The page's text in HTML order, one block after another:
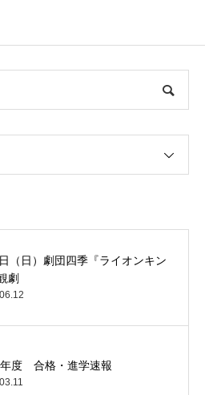
（日）劇団四季『ライオンキン
劇
度 合格・進学速報